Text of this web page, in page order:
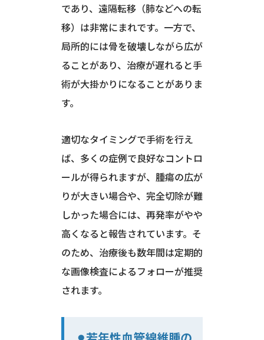
であり、遠隔転移（肺などへの転
移）は非常にまれです。一方で、
局所的には骨を破壊しながら広が
ることがあり、治療が遅れると手
術が大掛かりになることがありま
す。
適切なタイミングで手術を行え
ば、多くの症例で良好なコントロ
ールが得られますが、腫瘍の広が
りが大きい場合や、完全切除が難
しかった場合には、再発率がやや
高くなると報告されています。そ
のため、治療後も数年間は定期的
な画像検査によるフォローが推奨
されます。